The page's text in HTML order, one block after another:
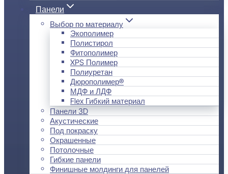
Панели
Выбор по материалу
Экополимер
Полистирол
Фитополимер
XPS Полимер
Полиуретан
Дюрополимер®
МДФ и ЛДФ
Flex Гибкий материал
Панели 3D
Акустические
Под покраску
Окрашенные
Потолочные
Гибкие панели
Финишные молдинги для панелей